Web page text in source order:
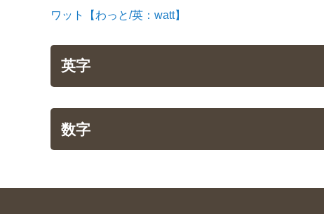
ワット【わっと/英：watt】
英字
数字